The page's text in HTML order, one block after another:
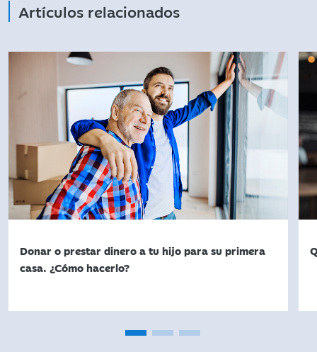
Artículos relacionados
Donar o prestar dinero a tu hijo para su primera
casa. ¿Cómo hacerlo?